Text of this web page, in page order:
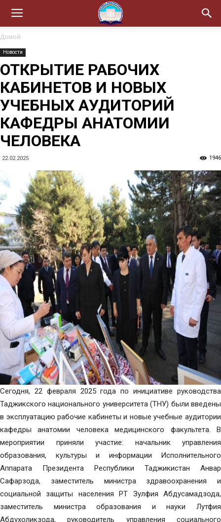
Домой
Новости
ОТКРЫТИЕ РАБОЧИХ
КАБИНЕТОВ И НОВЫХ
УЧЕБНЫХ АУДИТОРИЙ
КАФЕДРЫ АНАТОМИИ
ЧЕЛОВЕКА
22.02.2025 1946
Сегодня, 22 февраля 2025 года по инициативе руководства
Таджикского национального университета (ТНУ) были введены
в эксплуатацию рабочие кабинеты и новые учебные аудитории
кафедры анатомии человека медицинского факультета. В
мероприятии приняли участие: начальник управления
образования, культуры и информации Исполнительного
Аппарата Президента Республики Таджикистан Анвар
Сафарзода, заместитель министра здравоохранения и
социальной защиты населения РТ Зулфия Абдусамадзода,
заместитель министра образования и науки Лутфия
Абдухоликзода, руководитель управления социального